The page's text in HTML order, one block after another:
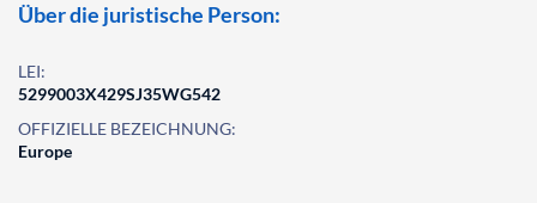
Über die juristische Person:
LEI:
5299003X429SJ35WG542
OFFIZIELLE BEZEICHNUNG:
Europe